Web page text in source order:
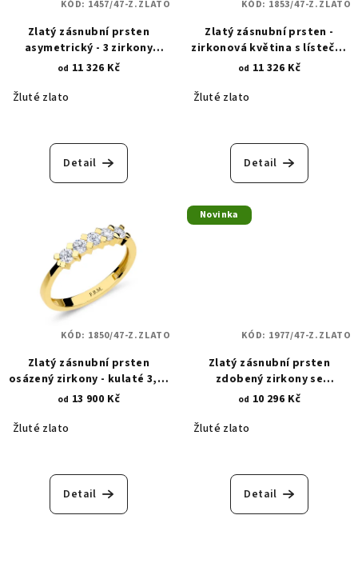
Zlatý zásnubní prsten
asymetrický - 3 zirkony
osazení Lunetou 1457
od 11 326 Kč
Žluté zlato
Detail
KÓD: 1457/47-Z.ZLATO
Zlatý zásnubní prsten -
zirkonová květina s lístečky
1853
od 11 326 Kč
Žluté zlato
Detail
KÓD: 1853/47-Z.ZLATO
Zlatý zásnubní prsten
osázený zirkony - kulaté 3,00
mm 1850
od 13 900 Kč
Žluté zlato
Detail
KÓD: 1850/47-Z.ZLATO
Novinka
Zlatý zásnubní prsten
zdobený zirkony se
zkosenými krapnami 1,90 mm
od 10 296 Kč
Žluté zlato
Detail
KÓD: 1977/47-Z.ZLATO